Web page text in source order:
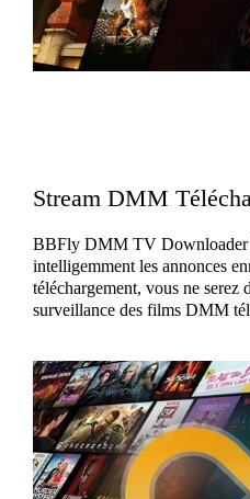
Stream DMM
BBFly DMM TV Downloader
intelligemment les annonces
téléchargement, vous ne serez
surveillance des films DMM